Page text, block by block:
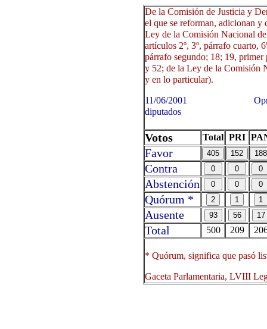
De la Comisión de Justicia y
el que se reforman, adicionan y
Ley de la Comisión Nacional
artículos 2º, 3º, párrafo cuarto,
párrafo segundo; 18; 19,
y 52; de la Ley de la Comisión
y en lo particular).
11/06/2001 Oprima
diputados
Votos Total PRI
Favor
Contra
Abstención
Quórum *
Ausente
Total
500 209
* Quórum, significa que pasó
Gaceta Parlamentaria, LVIII